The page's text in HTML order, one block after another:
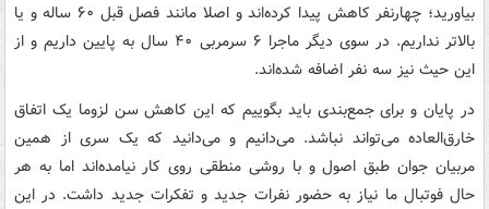
بیاورید؛ چهارنفر کاهش پیدا کرده‌اند و اصلا مانند فصل قبل ۶۰ ساله و یا
بالاتر نداریم. در سوی دیگر ماجرا ۶ سرمربی ۴۰ سال به پایین داریم و از
این حیث نیز سه نفر اضافه شده‌اند.
در پایان و برای جمع‌بندی باید بگوییم که این کاهش سن لزوما یک اتفاق
خارق‌العاده می‌تواند نباشد. می‌دانیم و می‌دانید که یک سری از همین
مربیان جوان طبق اصول و با روشی منطقی روی کار نیامده‌اند اما به هر
حال فوتبال ما نیاز به حضور نفرات جدید و تفکرات جدید داشت. در این